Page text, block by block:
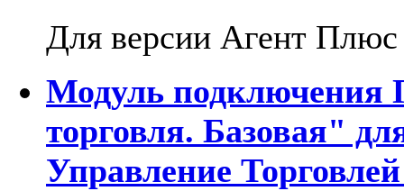
Для версии Агент Плюс
Модуль
торговля. Базовая"
Управление